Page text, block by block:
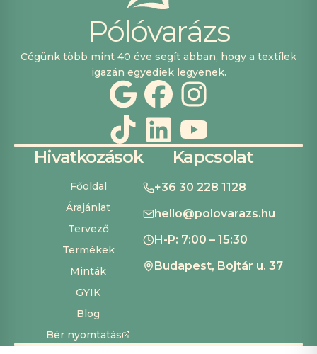
Pólóvarázs
Cégünk több mint 40 éve segít abban, hogy a textílek
igazán egyediek legyenek.
Hivatkozások
Főoldal
Árajánlat
Tervező
Termékek
Minták
GYIK
Blog
Bér nyomtatás
Kapcsolat
+36 30 228 1128
hello@polovarazs.hu
H-P: 7:00 – 15:30
Budapest, Bojtár u. 37